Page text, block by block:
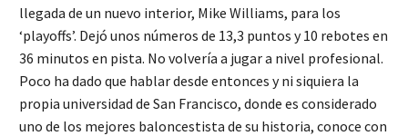
llegada de un nuevo interior, Mike Williams, para los
‘playoffs’. Dejó unos números de 13,3 puntos y 10 rebotes en
36 minutos en pista. No volvería a jugar a nivel profesional.
Poco ha dado que hablar desde entonces y ni siquiera la
propia universidad de San Francisco, donde es considerado
uno de los mejores baloncestista de su historia, conoce con